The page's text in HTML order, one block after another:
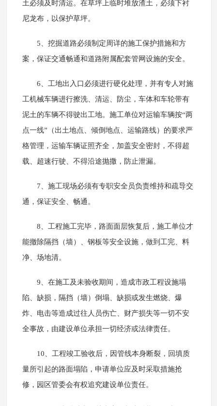
土必须及时清运。在草坪上临时堆放渣土，必须下衬
尼龙布，以保护草坪。
5、挖掘道路必须制定周详的施工保护措施和方
案，保证交通畅通和道路附属配套管网设施的安全。
6、工地出入口必须进行硬化处理，并有专人对施
工机械车辆进行擦洗、清运、防尘，车体和车轮带有
泥土的车辆不得驶出工地。施工单位对运输车辆按“两
点一线”（出土地点、倾倒地点、运输路线）的要求严
格管理，运输车辆证照齐全，加盖安全密封，不得超
载、超速行驶、不得沿途抛撒，防止泄漏。
7、施工现场必须有专职安全员负责维持和疏导交
通，保证安全、畅通。
8、工程施工完毕，路面面层恢复后，施工单位才
能撤除隔挡（墙）、钢板等安全设施，做到工完、料
净、场地清。
9、在施工及未验收期间，造成市政工程设施塌
陷、缺损，隔挡（墙）倒塌、缺损或发生燃烧、爆
炸、电击等造成过往人员伤亡、财产损失等一切不安
全事故，由建设单位承担一切经济或法律责任。
10、工程竣工验收后，因管线本身断裂，回填质
量所引起的路面塌陷，申请单位应及时采取措施抢
修，园区管委会有权追究建设单位责任。